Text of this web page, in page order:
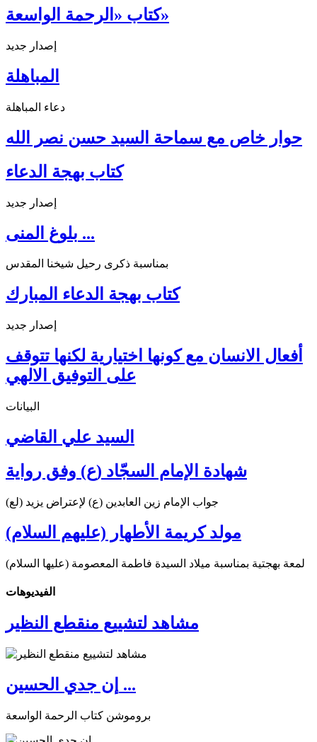
كتاب «الرحمة الواسعة»
إصدار جديد
المباهلة
دعاء المباهلة
حوار خاص مع سماحة السيد حسن نصر الله
كتاب بهجة الدعاء
إصدار جديد
بلوغ المنى ...
بمناسبة ذكرى رحيل شيخنا المقدس
كتاب بهجة الدعاء المبارك
إصدار جديد
أفعال الانسان مع كونها اختيارية لكنها تتوقف
على التوفيق الالهي
البيانات
السيد علي القاضي
شهادة الإمام السجّاد (ع) وفق رواية
جواب الإمام زين العابدين (ع) لإعتراض يزيد (لع)
مولد كريمة الأطهار (عليهم السلام)
لمعة بهجتية بمناسبة ميلاد السيدة فاطمة المعصومة (عليها السلام)
الفیدیوهات
مشاهد لتشييع منقطع النظير
إن جدي الحسين ...
بروموشن كتاب الرحمة الواسعة